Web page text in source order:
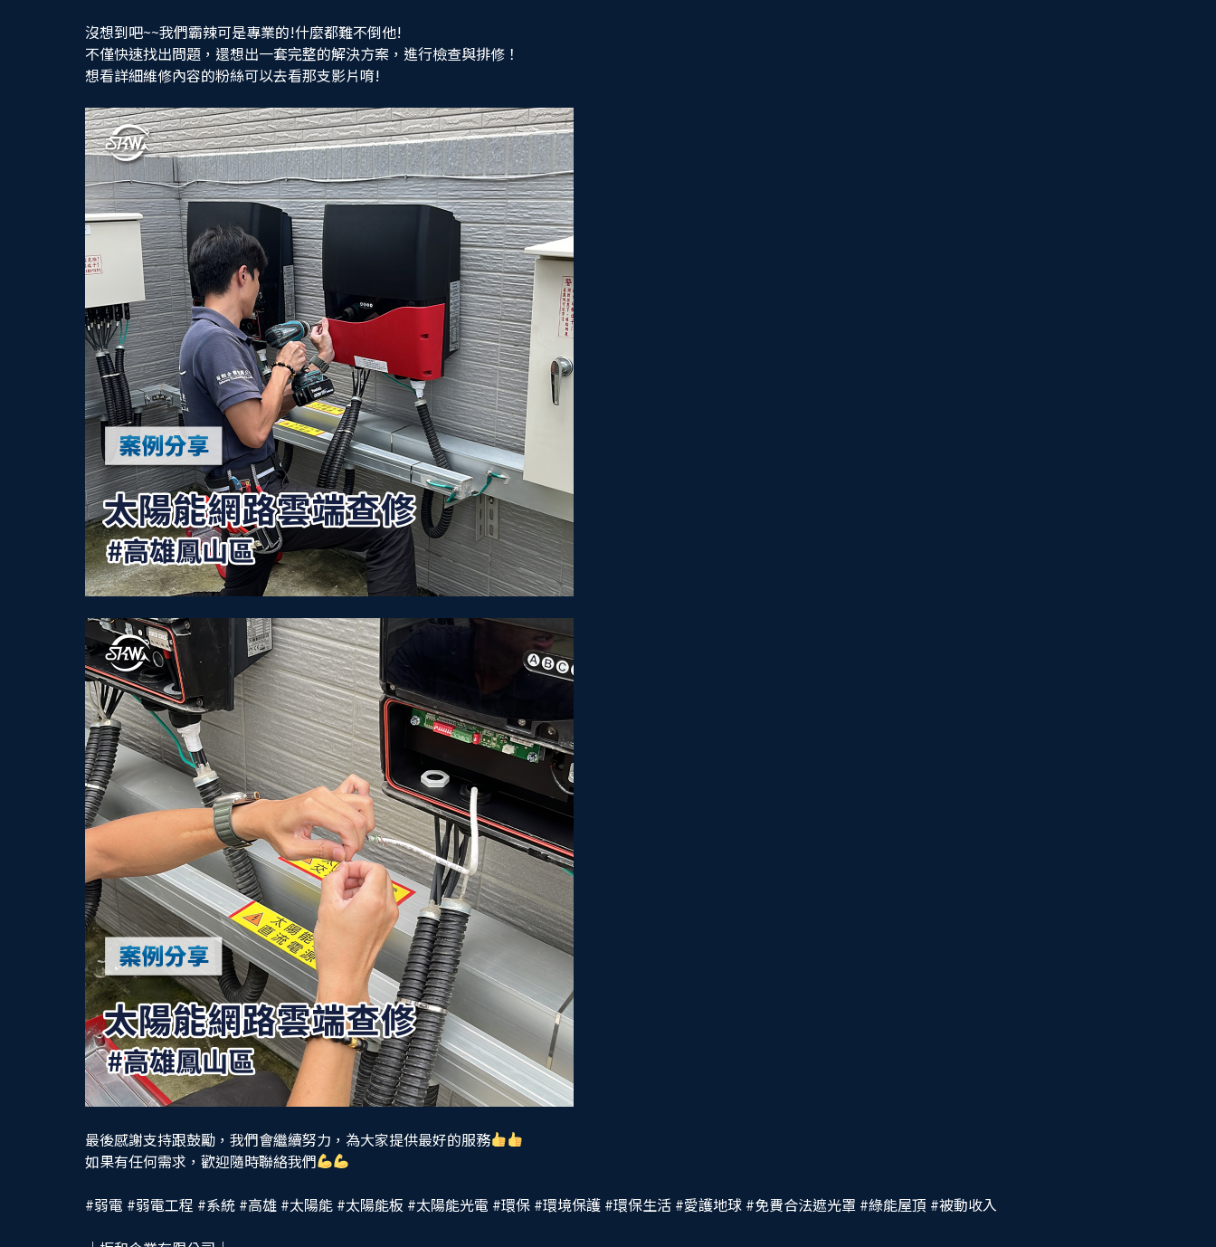
沒想到吧~~我們霸辣可是專業的!什麼都難不倒他!
不僅快速找出問題，還想出一套完整的解決方案，進行檢查與排修！
想看詳細維修內容的粉絲可以去看那支影片唷!
最後感謝支持跟鼓勵，我們會繼續努力，為大家提供最好的服務
如果有任何需求，歡迎隨時聯絡我們
#弱電 #弱電工程 #系統 #高雄 #太陽能 #太陽能板 #太陽能光電 #環保 #環境保護 #環保生活 #愛護地球 #免費合法遮光罩 #綠能屋頂 #被動收入